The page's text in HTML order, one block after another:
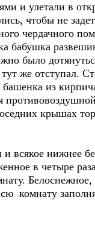
и улетали в
чтобы не
чердачного
бабушка
было
же отступал.
из
крышах
всякое нижнее
в четыре
комнату